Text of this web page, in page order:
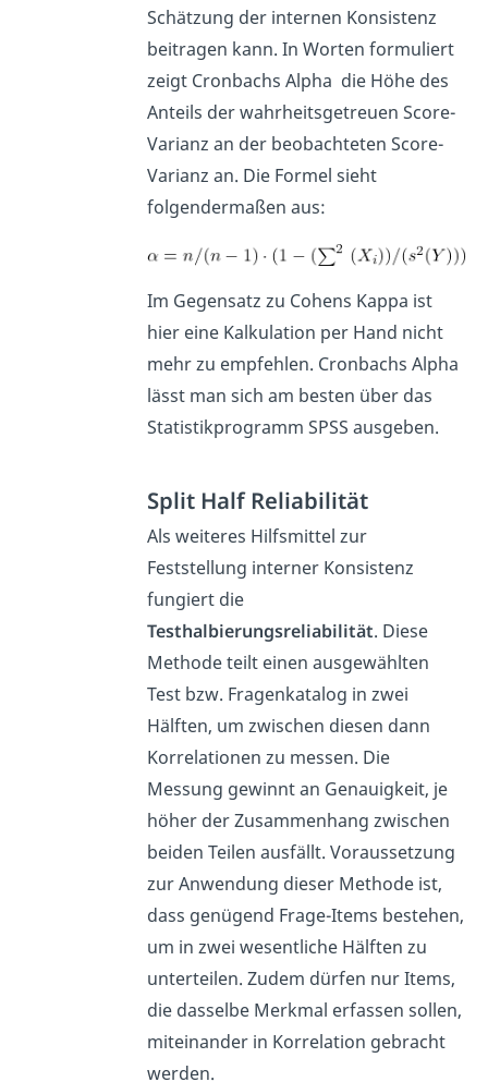
Schätzung der internen Konsistenz
beitragen kann. In Worten formuliert
zeigt Cronbachs Alpha die Höhe des
Anteils der wahrheitsgetreuen Score-
Varianz an der beobachteten Score-
Varianz an. Die Formel sieht
folgendermaßen aus:
Im Gegensatz zu Cohens Kappa ist
hier eine Kalkulation per Hand nicht
mehr zu empfehlen. Cronbachs Alpha
lässt man sich am besten über das
Statistikprogramm SPSS ausgeben.
Split Half Reliabilität
Als weiteres Hilfsmittel zur
Feststellung interner Konsistenz
fungiert die
Testhalbierungsreliabilität. Diese
Methode teilt einen ausgewählten
Test bzw. Fragenkatalog in zwei
Hälften, um zwischen diesen dann
Korrelationen zu messen. Die
Messung gewinnt an Genauigkeit, je
höher der Zusammenhang zwischen
beiden Teilen ausfällt. Voraussetzung
zur Anwendung dieser Methode ist,
dass genügend Frage-Items bestehen,
um in zwei wesentliche Hälften zu
unterteilen. Zudem dürfen nur Items,
die dasselbe Merkmal erfassen sollen,
miteinander in Korrelation gebracht
werden.